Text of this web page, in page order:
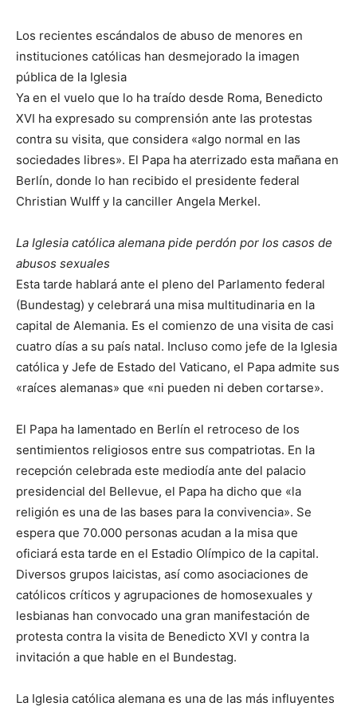
Los recientes escándalos de abuso de menores en
instituciones católicas han desmejorado la imagen
pública de la Iglesia
Ya en el vuelo que lo ha traído desde Roma, Benedicto
XVI ha expresado su comprensión ante las protestas
contra su visita, que considera «algo normal en las
sociedades libres». El Papa ha aterrizado esta mañana en
Berlín, donde lo han recibido el presidente federal
Christian Wulff y la canciller Angela Merkel.
La Iglesia católica alemana pide perdón por los casos de
abusos sexuales
Esta tarde hablará ante el pleno del Parlamento federal
(Bundestag) y celebrará una misa multitudinaria en la
capital de Alemania. Es el comienzo de una visita de casi
cuatro días a su país natal. Incluso como jefe de la Iglesia
católica y Jefe de Estado del Vaticano, el Papa admite sus
«raíces alemanas» que «ni pueden ni deben cortarse».
El Papa ha lamentado en Berlín el retroceso de los
sentimientos religiosos entre sus compatriotas. En la
recepción celebrada este mediodía ante del palacio
presidencial del Bellevue, el Papa ha dicho que «la
religión es una de las bases para la convivencia». Se
espera que 70.000 personas acudan a la misa que
oficiará esta tarde en el Estadio Olímpico de la capital.
Diversos grupos laicistas, así como asociaciones de
católicos críticos y agrupaciones de homosexuales y
lesbianas han convocado una gran manifestación de
protesta contra la visita de Benedicto XVI y contra la
invitación a que hable en el Bundestag.
La Iglesia católica alemana es una de las más influyentes